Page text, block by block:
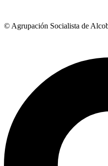
© Agrupación Socialista de